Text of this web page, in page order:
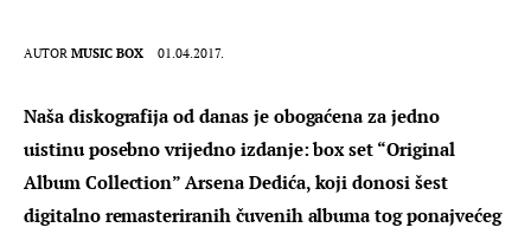
AUTOR MUSIC BOX 01.04.2017.
Naša diskografija od danas je obogaćena za jedno
uistinu posebno vrijedno izdanje: box set “Original
Album Collection” Arsena Dedića, koji donosi šest
digitalno remasteriranih čuvenih albuma tog ponajvećeg